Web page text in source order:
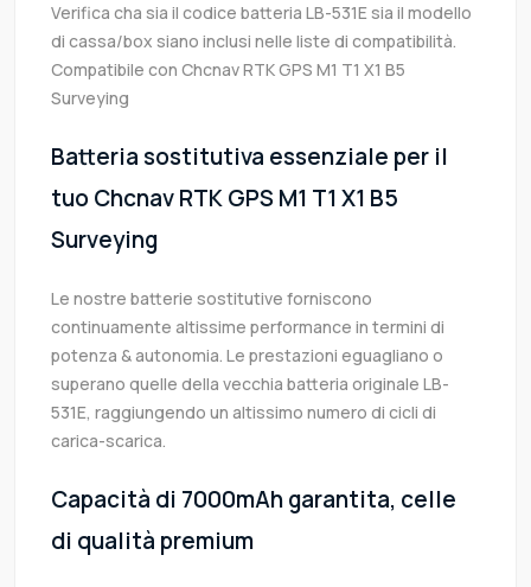
Verifica cha sia il codice batteria LB-531E sia il modello
di cassa/box siano inclusi nelle liste di compatibilità.
Compatibile con Chcnav RTK GPS M1 T1 X1 B5
Surveying
Batteria sostitutiva essenziale per il
tuo Chcnav RTK GPS M1 T1 X1 B5
Surveying
Le nostre batterie sostitutive forniscono
continuamente altissime performance in termini di
potenza & autonomia. Le prestazioni eguagliano o
superano quelle della vecchia batteria originale LB-
531E, raggiungendo un altissimo numero di cicli di
carica-scarica.
Capacità di 7000mAh garantita, celle
di qualità premium